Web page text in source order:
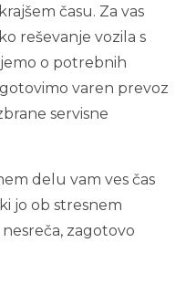
mehanizacije
in lažjih tovornih
in strojne
času. Za vas
reševanje vozila s
o potrebnih
varen prevoz
servisne
delu vam ves čas
jo ob stresnem
zagotovo